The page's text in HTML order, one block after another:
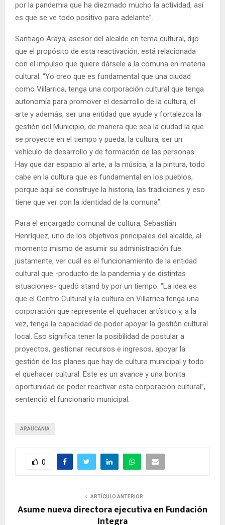
por la pandemia que ha diezmado mucho la actividad, así
es que se ve todo positivo para adelante”.
Santiago Araya, asesor del alcalde en tema cultural, dijo
que el propósito de esta reactivación, está relacionada
con el impulso que quiere dársele a la comuna en materia
cultural. “Yo creo que es fundamental que una ciudad
como Villarrica, tenga una corporación cultural que tenga
autonomía para promover el desarrollo de la cultura, el
arte y además, ser una entidad que ayude y fortalezca la
gestión del Municipio, de manera que sea la ciudad la que
se proyecte en el tiempo y pueda, la cultura, ser un
vehículo de desarrollo y de formación de las personas.
Hay que dar espacio al arte, a la música, a la pintura, todo
cabe en la cultura que es fundamental en los pueblos,
porque aquí se construye la historia, las tradiciones y eso
tiene que ver con la identidad de la comuna”.
Para el encargado comunal de cultura, Sebastián
Henríquez, uno de los objetivos principales del alcalde, al
momento mismo de asumir su administración fue
justamente, ver cuál es el funcionamiento de la entidad
cultural que -producto de la pandemia y de distintas
situaciones- quedó stand by por un tiempo. “La idea es
que el Centro Cultural y la cultura en Villarrica tenga una
corporación que represente el quehacer artístico y, a la
vez, tenga la capacidad de poder apoyar la gestión cultural
local. Eso significa tener la posibilidad de postular a
proyectos, gestionar recursos e ingresos, apoyar la
gestión de los planes que hay de cultura municipal y todo
el quehacer cultural. Este es un avance y una bonita
oportunidad de poder reactivar esta corporación cultural”,
sentenció el funcionario municipal.
ARAUCANIA
0
ARTÍCULO ANTERIOR
Asume nueva directora ejecutiva en Fundación
Integra